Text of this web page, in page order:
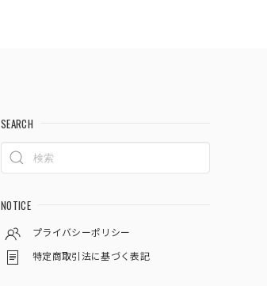
SEARCH
NOTICE
プライバシーポリシー
特定商取引法に基づく表記